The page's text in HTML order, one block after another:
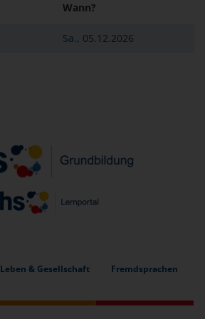
Wann?
Sa., 05.12.2026
Leben & Gesellschaft Fremdsprachen